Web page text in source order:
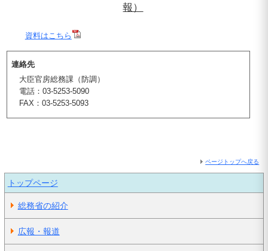
報）
資料はこちら
連絡先
大臣官房総務課（防調）
電話：03-5253-5090
FAX：03-5253-5093
ページトップへ戻る
トップページ
総務省の紹介
広報・報道